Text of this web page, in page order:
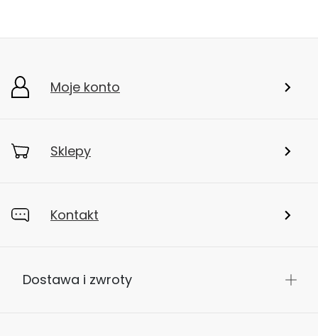
Moje konto
Sklepy
Kontakt
Dostawa i zwroty